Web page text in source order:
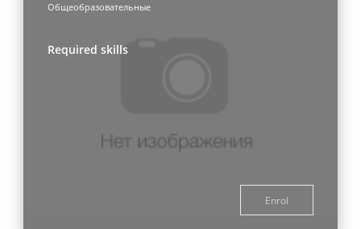
Общеобразовательные
Required skills
Enrol